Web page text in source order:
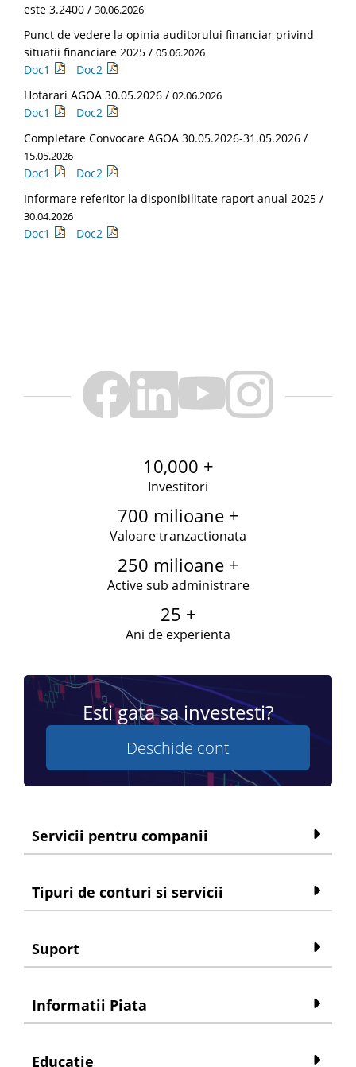
este 3.2400 / 30.06.2026
Punct de vedere la opinia auditorului financiar privind
situatii financiare 2025 / 05.06.2026
Doc1
Doc2
Hotarari AGOA 30.05.2026 / 02.06.2026
Doc1
Doc2
Completare Convocare AGOA 30.05.2026-31.05.2026 /
15.05.2026
Doc1
Doc2
Informare referitor la disponibilitate raport anual 2025 /
30.04.2026
Doc1 Doc2
10,000 +
Investitori
700 milioane +
Valoare tranzactionata
250 milioane +
Active sub administrare
25 +
Ani de experienta
Esti gata sa investesti?
Deschide cont
Servicii pentru companii
Tipuri de conturi si servicii
Suport
Informatii Piata
Educatie